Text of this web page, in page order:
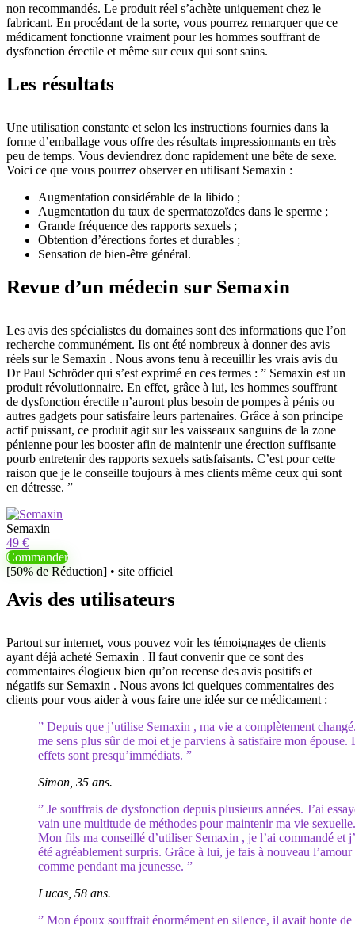
non recommandés. Le produit réel s’achète uniquement chez le
fabricant. En procédant de la sorte, vous pourrez remarquer que ce
médicament fonctionne vraiment pour les hommes souffrant de
dysfonction érectile et même sur ceux qui sont sains.
Les résultats
Une utilisation constante et selon les instructions fournies dans la
forme d’emballage vous offre des résultats impressionnants en très
peu de temps. Vous deviendrez donc rapidement une bête de sexe.
Voici ce que vous pourrez observer en utilisant Semaxin :
Augmentation considérable de la libido ;
Augmentation du taux de spermatozoïdes dans le sperme ;
Grande fréquence des rapports sexuels ;
Obtention d’érections fortes et durables ;
Sensation de bien-être général.
Revue d’un médecin sur Semaxin
Les avis des spécialistes du domaines sont des informations que l’on
recherche communément. Ils ont été nombreux à donner des avis
réels sur le Semaxin . Nous avons tenu à receuillir les vrais avis du
Dr Paul Schröder qui s’est exprimé en ces termes : ” Semaxin est un
produit révolutionnaire. En effet, grâce à lui, les hommes souffrant
de dysfonction érectile n’auront plus besoin de pompes à pénis ou
autres gadgets pour satisfaire leurs partenaires. Grâce à son principe
actif puissant, ce produit agit sur les vaisseaux sanguins de la zone
pénienne pour les booster afin de maintenir une érection suffisante
pourb entretenir des rapports sexuels satisfaisants. C’est pour cette
raison que je le conseille toujours à mes clients même ceux qui sont
en détresse. ”
Semaxin
49 €
Commander
[50% de Réduction] • site officiel
Avis des utilisateurs
Partout sur internet, vous pouvez voir les témoignages de clients
ayant déjà acheté Semaxin . Il faut convenir que ce sont des
commentaires élogieux bien qu’on recense des avis positifs et
négatifs sur Semaxin . Nous avons ici quelques commentaires des
clients pour vous aider à vous faire une idée sur ce médicament :
” Depuis que j’utilise Semaxin , ma vie a complètement
me sens plus sûr de moi et je parviens à satisfaire mon épouse.
effets sont presqu’immédiats. ”
Simon, 35 ans.
” Je souffrais de dysfonction depuis plusieurs années. J’ai
vain une multitude de méthodes pour maintenir ma vie sexuelle.
Mon fils ma conseillé d’utiliser Semaxin , je l’ai commandé et
été agréablement surpris. Grâce à lui, je fais à nouveau l’amour
comme pendant ma jeunesse. ”
Lucas, 58 ans.
” Mon époux souffrait énormément en silence, il avait honte de